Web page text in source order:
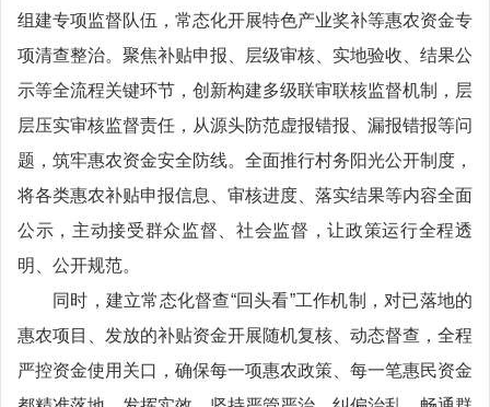
组建专项监督队伍，常态化开展特色产业奖补等惠农资金专
项清查整治。聚焦补贴申报、层级审核、实地验收、结果公
示等全流程关键环节，创新构建多级联审联核监督机制，层
层压实审核监督责任，从源头防范虚报错报、漏报错报等问
题，筑牢惠农资金安全防线。全面推行村务阳光公开制度，
将各类惠农补贴申报信息、审核进度、落实结果等内容全面
公示，主动接受群众监督、社会监督，让政策运行全程透
明、公开规范。
同时，建立常态化督查“回头看”工作机制，对已落地的
惠农项目、发放的补贴资金开展随机复核、动态督查，全程
严控资金使用关口，确保每一项惠农政策、每一笔惠民资金